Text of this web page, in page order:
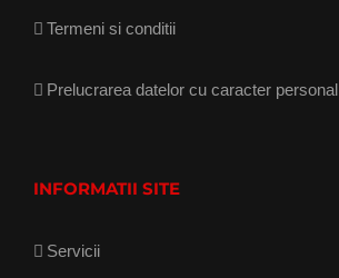
Termeni si conditii
Prelucrarea datelor cu caracter personal
INFORMATII SITE
Servicii